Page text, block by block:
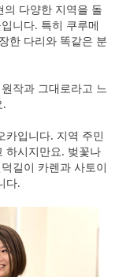
다양한 지역을 돌
니다. 특히 쿠루메
한 다리와 똑같은 분
작과 그대로라고 느
.
카입니다. 지역 주민
하시지만요. 벚꽃나
길이 카렌과 사토이
다.